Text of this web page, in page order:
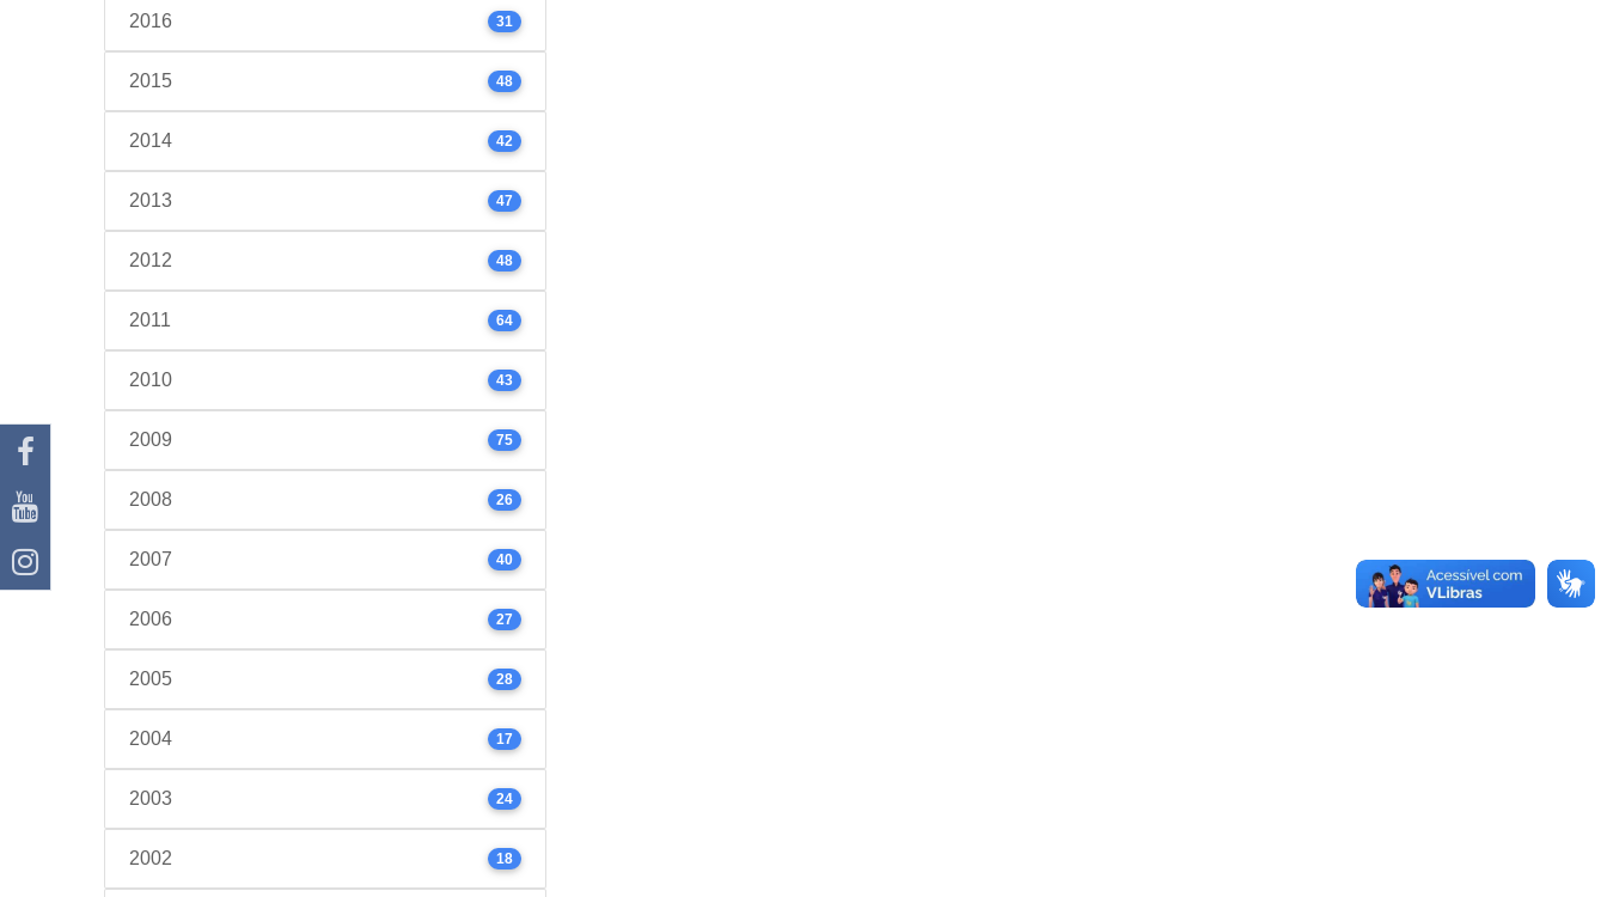
2016 31
2015 48
2014 42
2013 47
2012 48
2011 64
2010 43
2009 75
2008 26
2007 40
2006 27
2005 28
2004 17
2003 24
2002 18